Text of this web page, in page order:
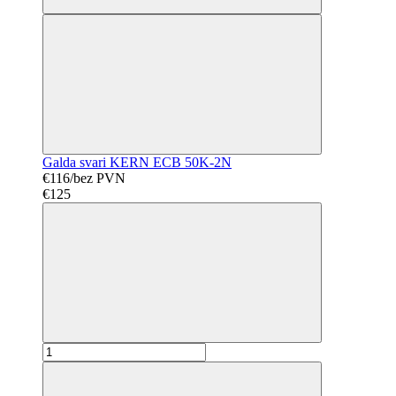
Galda svari KERN ECB 50K-2N
€116/bez PVN
€125